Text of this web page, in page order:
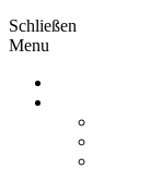
Schließen
Menu